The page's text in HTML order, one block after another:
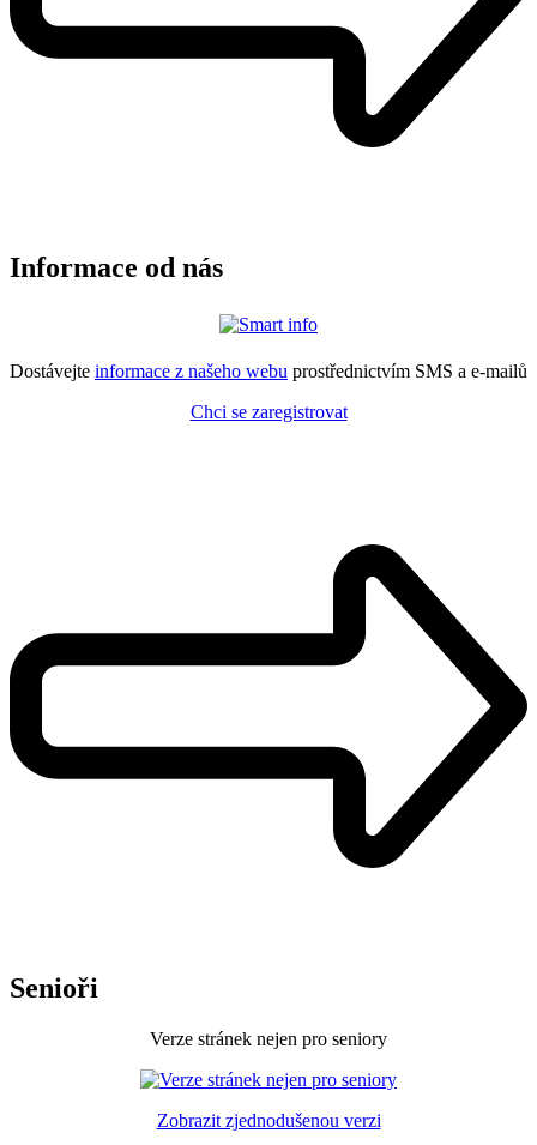
Informace od nás
Dostávejte informace z našeho webu prostřednictvím SMS a e-mailů
Chci se zaregistrovat
Senioři
Verze stránek nejen pro seniory
Zobrazit zjednodušenou verzi